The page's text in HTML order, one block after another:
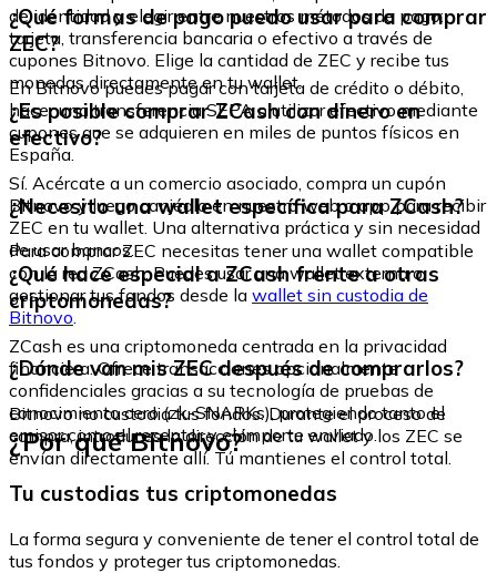
de identidad y elegir entre nuestros métodos de pago:
tarjeta, transferencia bancaria o efectivo a través de
cupones Bitnovo. Elige la cantidad de ZEC y recibe tus
monedas directamente en tu wallet.
¿Qué formas de pago puedo usar para comprar
ZEC?
En Bitnovo puedes pagar con tarjeta de crédito o débito,
hacer una transferencia SEPA o utilizar efectivo mediante
cupones que se adquieren en miles de puntos físicos en
España.
¿Es posible comprar ZCash con dinero en
efectivo?
Sí. Acércate a un comercio asociado, compra un cupón
Bitnovo y luego canjéalo en nuestra web o app para recibir
ZEC en tu wallet. Una alternativa práctica y sin necesidad
de usar bancos.
¿Necesito una wallet específica para ZCash?
Para comprar ZEC necesitas tener una wallet compatible
con la red ZCash. Puedes usar una wallet externa o
gestionar tus fondos desde la wallet sin custodia de
Bitnovo.
¿Qué hace especial a ZCash frente a otras
criptomonedas?
ZCash es una criptomoneda centrada en la privacidad
financiera. Ofrece transacciones opcionalmente
confidenciales gracias a su tecnología de pruebas de
conocimiento cero (zk-SNARKs), protegiendo tanto el
emisor como el receptor y el importe enviado.
¿Dónde van mis ZEC después de comprarlos?
Bitnovo no custodia tus fondos. Durante el proceso de
compra, introduces la dirección de tu wallet y los ZEC se
envían directamente allí. Tú mantienes el control total.
¿Por qué Bitnovo?
Tu custodias tus criptomonedas
La forma segura y conveniente de tener el control total de
tus fondos y proteger tus criptomonedas.